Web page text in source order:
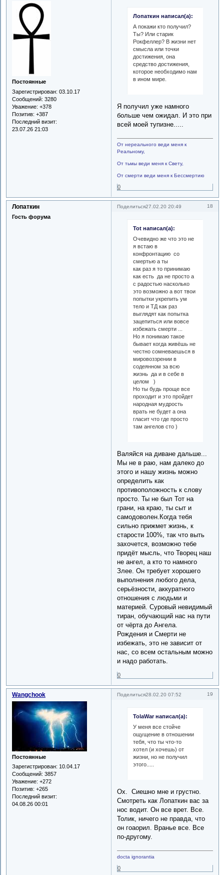
Постоянные
Зарегистрирован: 03.10.17
Сообщений: 3280
Уважение: +378
Позитив: +387
Последний визит:
23.07.26 21:03
Лопаткин написал(а):
А покажи кто получил?
Ты? Или старик
Рокфеллер? В жизни нет
смысла или точки
достижения, она
средство достижения,
которое необходимо нам
в ином мире.
Я получил уже намного
больше чем ожидал. И это при
всей моей тупизне.....
От нереального веди меня к
Реальному,
От тьмы веди меня к Свету,
От смерти веди меня к Бессмертию
0
Поделиться 18
27.02.20 20:49
Лопаткин
Гость форума
Tot написал(а):
Очевидно же что это не
я встаю в
конфронтацию со
смертью а ты
как раз я то принимаю
как есть да не просто а
с радостью насколько
это возможно а вот твои
попытки укрепить ум
тело и ТД как раз
выглядят как попытка
зацепиться или вовсе
избежать смерти ...
Но я понимаю такое
бывает когда живёшь не
честно сомневаешься в
мировоззрении в
содеянном за всю
жизнь да и в себе в
целом )
Но ты будь проще все
проходит и это пройдет
народная мудрость
врать не будет а она
гласит что где просто
там ангелов сто )
Валяйся на диване дальше...
Мы не в раю, нам далеко до
этого и нашу жизнь можно
определить как
противоположность к слову
просто. Ты не был Тот на
грани, на краю, ты сыт и
самодоволен.Когда тебя
сильно прижмет жизнь, к
старости 100%, так что выть
захочется, возможно тебе
придёт мысль, что Творец наш
не ангел, а кто то намного
Злее. Он требует хорошего
выполнения любого дела,
серьёзности, аккуратного
отношения с людьми и
материей. Суровый невидимый
тиран, обучающий нас на пути
от чёрта до Ангела.
Рождения и Смерти не
избежать, это не зависит от
нас, со всем остальным можно
и надо работать.
0
Поделиться 19
28.02.20 07:52
Wangchook
Постоянные
Зарегистрирован: 10.04.17
Сообщений: 3857
Уважение: +272
Позитив: +265
Последний визит:
04.08.26 00:01
TolaWar написал(а):
У меня все стойче
ощущение в отношении
тебя, что ты что-то
хотел (и хочешь) от
жизни, но не получил
этого.....
Ох. Сиешно мне и грустно.
Смотреть как Лопаткин вас за
нос водит. Он все врет. Все.
Толик, ничего не правда, что
он гоаорил. Вранье все. Все
по-другому.
docta ignorantia
0